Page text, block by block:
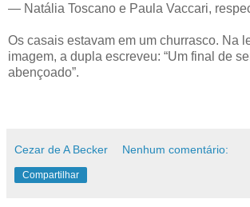
— Natália Toscano e Paula Vaccari,
Os casais estavam em um churrasco. Na
imagem, a dupla escreveu: “Um final de
abençoado”.
Cezar de A Becker Nenhum comentário:
Compartilhar